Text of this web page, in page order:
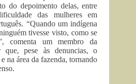
do depoimento delas, entre
das mulheres em
“Quando um indígena
tivesse visto, como se
comenta um membro da
que, pese às denuncias, o
na área da fazenda, tornando